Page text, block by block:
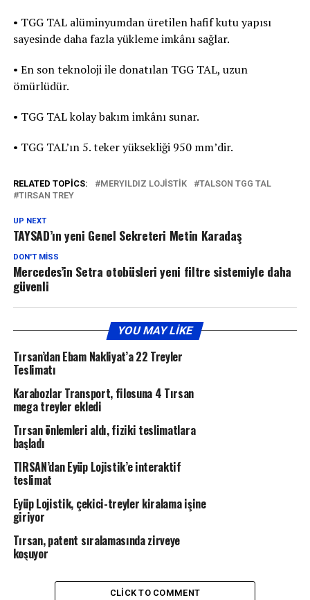
• TGG TAL alüminyumdan üretilen hafif kutu yapısı
sayesinde daha fazla yükleme imkânı sağlar.
• En son teknoloji ile donatılan TGG TAL, uzun
ömürlüdür.
• TGG TAL kolay bakım imkânı sunar.
• TGG TAL’ın 5. teker yüksekliği 950 mm’dir.
RELATED TOPICS: MERYILDIZ LOJISTIK
TALSON TGG TAL
TIRSAN TREY
UP NEXT
TAYSAD’ın yeni Genel Sekreteri Metin Karadaş
DON'T MISS
Mercedes’in Setra otobüsleri yeni filtre sistemiyle daha
güvenli
YOU MAY LIKE
Tırsan’dan Ebam Nakliyat’a 22 Treyler
Teslimatı
Karabozlar Transport, filosuna 4 Tırsan
mega treyler ekledi
Tırsan önlemleri aldı, fiziki teslimatlara
başladı
TIRSAN’dan Eyüp Lojistik’e interaktif
teslimat
Eyüp Lojistik, çekici-treyler kiralama işine
giriyor
Tırsan, patent sıralamasında zirveye
koşuyor
CLICK TO COMMENT